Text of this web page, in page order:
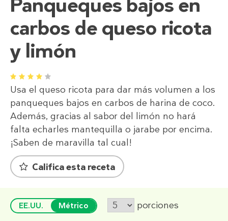
carbos de queso ricota
y limón
1 2 3 4 5
Usa el queso ricota para dar más volumen a los
panqueques bajos en carbos de harina de coco.
Además, gracias al sabor del limón no hará
falta echarles mantequilla o jarabe por encima.
¡Saben de maravilla tal cual!
Califica esta receta
EE.UU. Métrico porciones